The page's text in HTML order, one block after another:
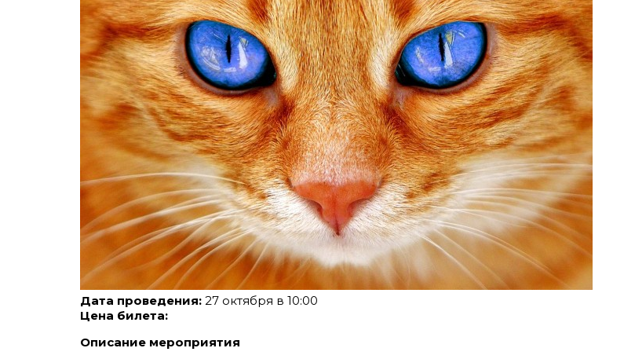
Дата проведения: 27 октября в 10:00
Цена билета:
Описание мероприятия